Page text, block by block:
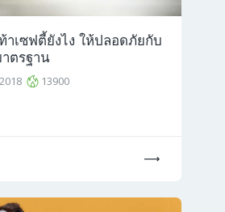
าเซฟตี้ยังไง ให้ปลอดภัยกับ
ตรฐาน
13900